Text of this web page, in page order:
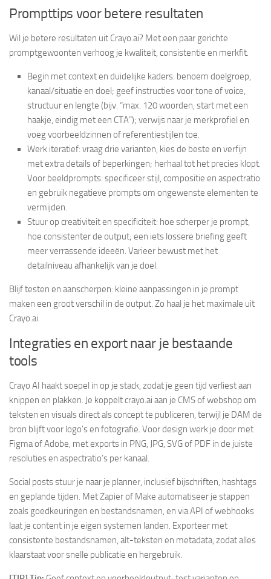
Prompttips voor betere resultaten
Wil je betere resultaten uit Crayo.ai? Met een paar gerichte
promptgewoonten verhoog je kwaliteit, consistentie en merkfit.
Begin met context en duidelijke kaders: benoem doelgroep,
kanaal/situatie en doel; geef instructies voor tone of voice,
structuur en lengte (bijv. “max. 120 woorden, start met een
haakje, eindig met een CTA”); verwijs naar je merkprofiel en
voeg voorbeeldzinnen of referentiestijlen toe.
Werk iteratief: vraag drie varianten, kies de beste en verfijn
met extra details of beperkingen; herhaal tot het precies klopt.
Voor beeldprompts: specificeer stijl, compositie en aspectratio
en gebruik negatieve prompts om ongewenste elementen te
vermijden.
Stuur op creativiteit en specificiteit: hoe scherper je prompt,
hoe consistenter de output; een iets lossere briefing geeft
meer verrassende ideeën. Varieer bewust met het
detailniveau afhankelijk van je doel.
Blijf testen en aanscherpen: kleine aanpassingen in je prompt
maken een groot verschil in de output. Zo haal je het maximale uit
Crayo.ai.
Integraties en export naar je bestaande
tools
Crayo AI haakt soepel in op je stack, zodat je geen tijd verliest aan
knippen en plakken. Je koppelt crayo.ai aan je CMS of webshop om
teksten en visuals direct als concept te publiceren, terwijl je DAM de
bron blijft voor logo’s en fotografie. Voor design werk je door met
Figma of Adobe, met exports in PNG, JPG, SVG of PDF in de juiste
resoluties en aspectratio’s per kanaal.
Social posts stuur je naar je planner, inclusief bijschriften, hashtags
en geplande tijden. Met Zapier of Make automatiseer je stappen
zoals goedkeuringen en bestandsnamen, en via API of webhooks
laat je content in je eigen systemen landen. Exporteer met
consistente bestandsnamen, alt-teksten en metadata, zodat alles
klaarstaat voor snelle publicatie en hergebruik.